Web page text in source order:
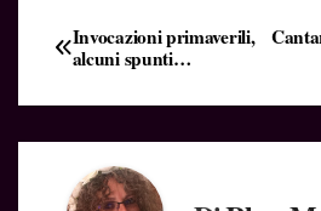
Navigazione
articoli
Invocazioni primaverili,
alcuni spunti…